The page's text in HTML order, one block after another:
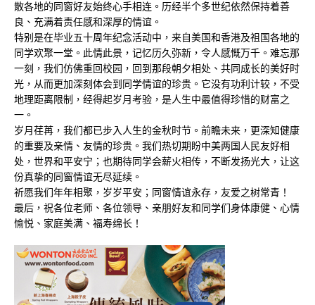
散各地的同窗好友始终心手相连。历经半个多世纪依然保持着善
良、充满着责任感和深厚的情谊。
特别是在毕业五十周年纪念活动中，来自美国和香港及祖国各地的
同学欢聚一堂。此情此景，记忆历久弥新，令人感慨万千。难忘那
一刻，我们仿佛重回校园，回到那段朝夕相处、共同成长的美好时
光，从而更加深刻体会到同学情谊的珍贵。它没有功利计较，不受
地理距离限制，经得起岁月考验，是人生中最值得珍惜的财富之
一。
岁月荏苒，我们都已步入人生的金秋时节。前瞻未来，更深知健康
的重要及亲情、友情的珍贵。我们热切期盼中美两国人民友好相
处，世界和平安宁；也期待同学会薪火相传，不断发扬光大，让这
份真挚的同窗情谊无尽延续。
祈愿我们年年相聚，岁岁平安；同窗情谊永存，友爱之树常青！
最后，祝各位老师、各位领导、亲朋好友和同学们身体康健、心情
愉悦、家庭美满、福寿绵长！